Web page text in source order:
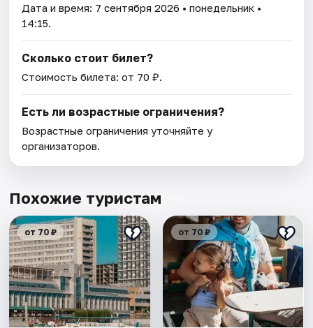
Дата и время: 7 сентября 2026 • понедельник •
14:15.
Сколько стоит билет?
Стоимость билета: от 70 ₽.
Есть ли возрастные ограничения?
Возрастные ограничения уточняйте у
организаторов.
Похожие туристам
от 70 ₽ от 70 ₽